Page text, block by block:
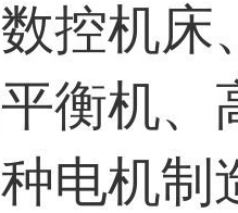
控机床
衡机、
电机制